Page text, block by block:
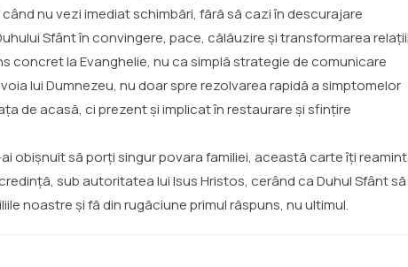
nu vezi imediat schimbări, fără să cazi în descurajare
Sfânt în convingere, pace, călăuzire și transformarea
concret la Evanghelie, nu ca simplă strategie de comunicare
lui Dumnezeu, nu doar spre rezolvarea rapidă a simptomelor
de acasă, ci prezent și implicat în restaurare și sfințire
obișnuit să porți singur povara familiei, această carte îți
sub autoritatea lui Isus Hristos, cerând ca Duhul Sfânt
noastre și fă din rugăciune primul răspuns, nu ultimul.